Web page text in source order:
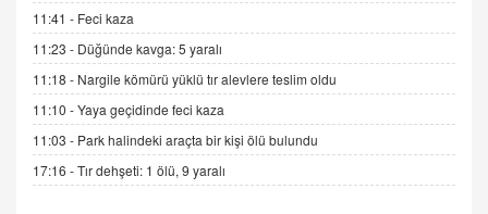
AV. RÜMEYSA ÖZKALE
Kira Uyuşmazlıklarında Dava Açmadan Önce
Arabulucuya Başvuru Şartı
23.09.2023 16:30
CAN UĞURATEŞ
Değişen yapısıyla Suriye
16.12.2024 14:16
11:41 - Feci kaza
11:23 - Düğünde kavga: 5 yaralı
11:18 - Nargile kömürü yüklü tır alevlere teslim oldu
11:10 -Yaya geçidinde feci kaza
11:03 - Park halindeki araçta bir kişi ölü bulundu
17:16 -Tır dehşeti: 1 ölü, 9 yaralı